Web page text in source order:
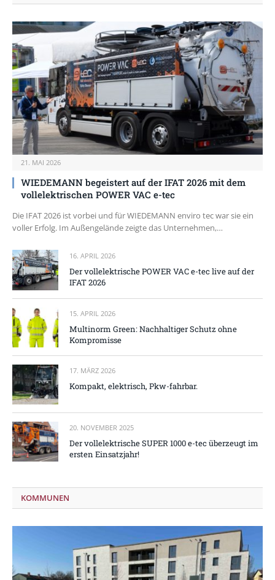
21. MAI 2026
WIEDEMANN begeistert auf der IFAT 2026 mit dem
vollelektrischen POWER VAC e-tec
Die IFAT 2026 ist vorbei und für WIEDEMANN enviro tec war sie ein
voller Erfolg. Im Außengelände zeigte das Unternehmen,…
16. APRIL 2026
Der vollelektrische POWER VAC e-tec live auf der
IFAT 2026
15. APRIL 2026
Multinorm Green: Nachhaltiger Schutz ohne
Kompromisse
17. MÄRZ 2026
Kompakt, elektrisch, Pkw-fahrbar.
20. NOVEMBER 2025
Der vollelektrische SUPER 1000 e-tec überzeugt im
ersten Einsatzjahr!
KOMMUNEN